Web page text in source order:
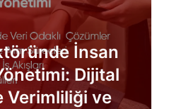
İnsan
Dijital
Verimliliği ve